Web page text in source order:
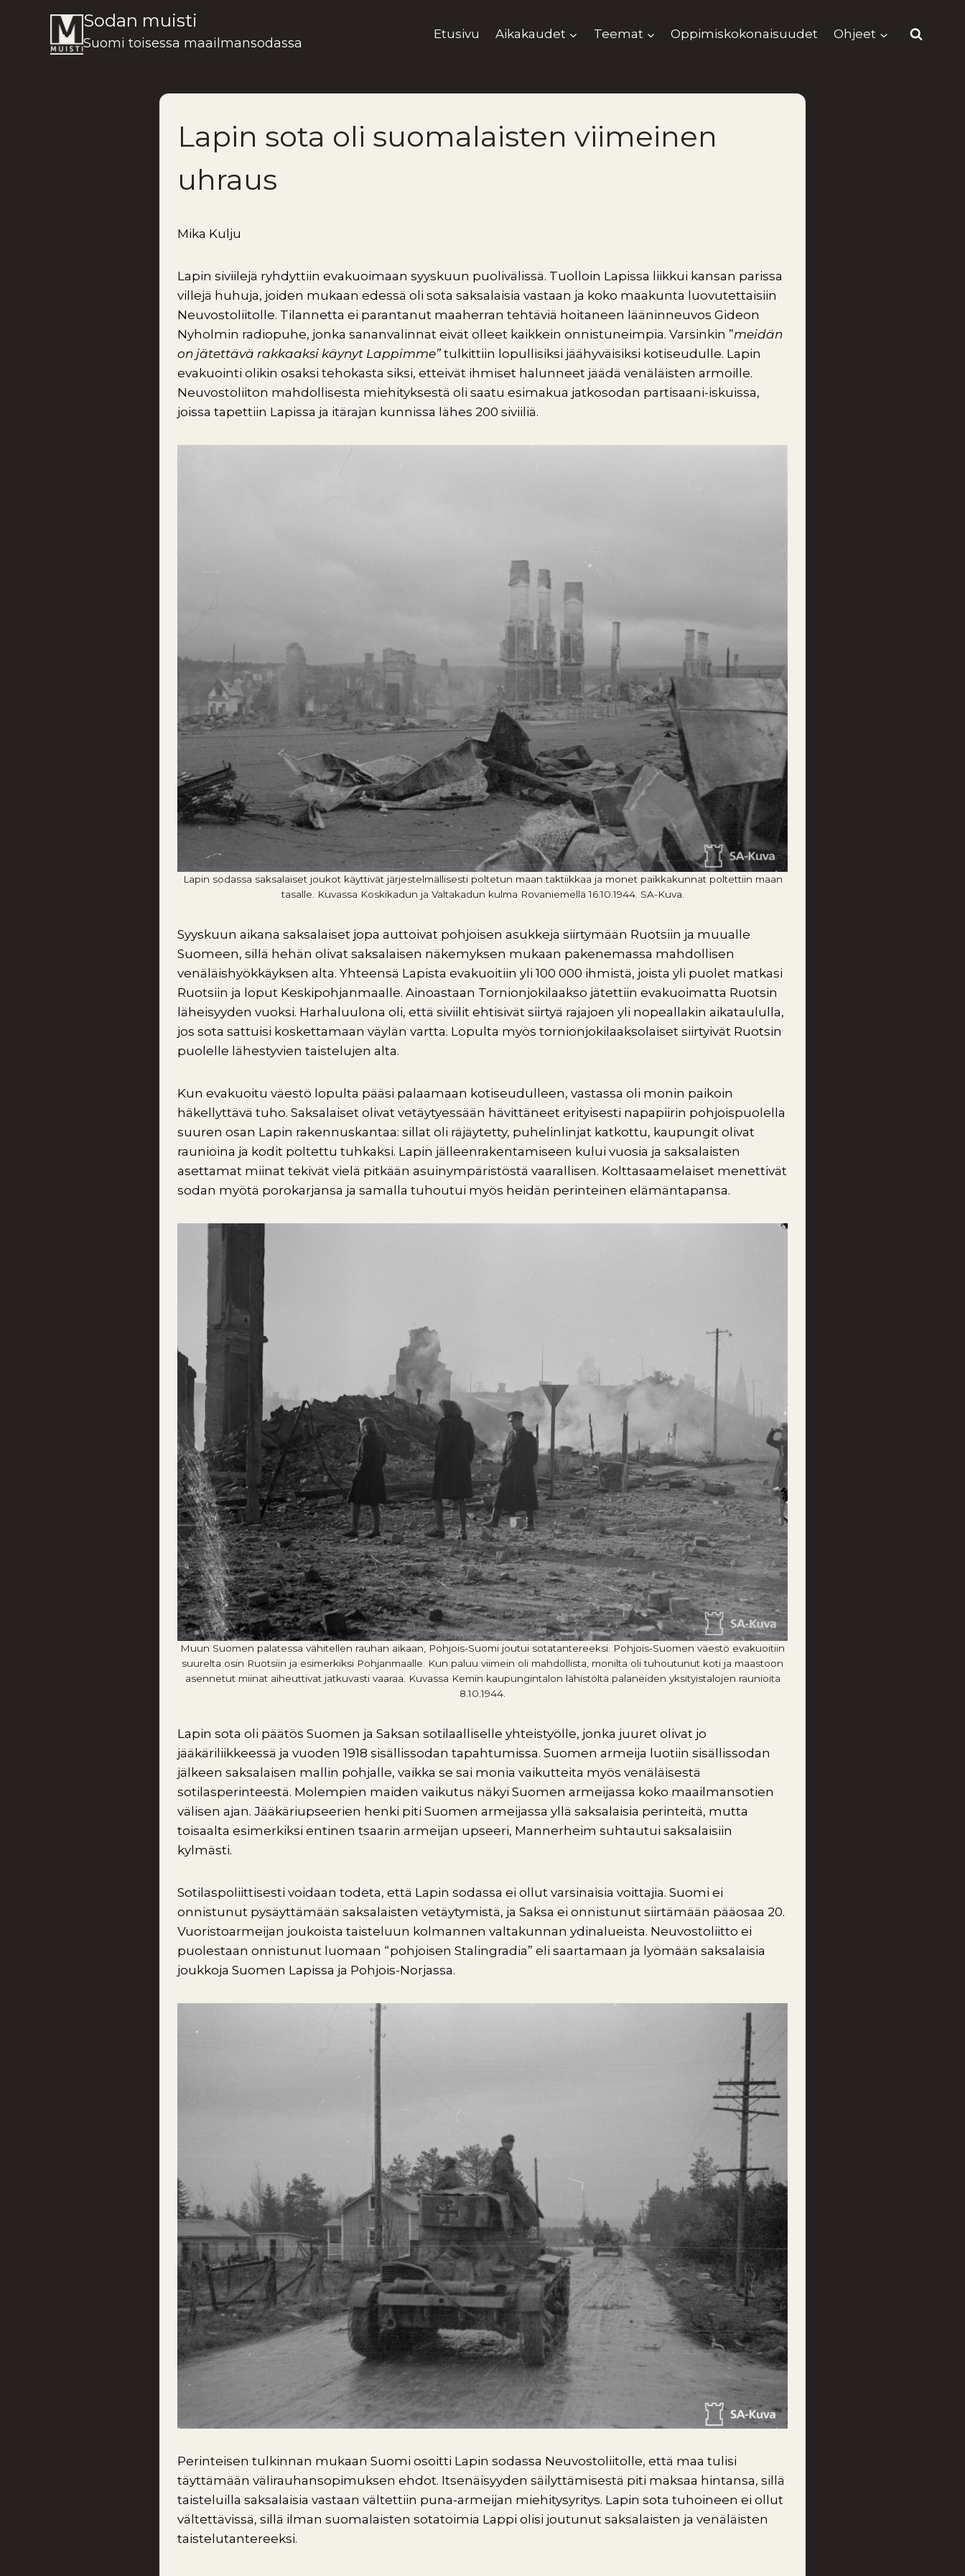
Sodan muisti
Suomi toisessa maailmansodassa
Etusivu Aikakaudet Teemat Oppimiskokonaisuudet Ohjeet
Lapin sota oli suomalaisten viimeinen
uhraus
Mika Kulju
Lapin siviilejä ryhdyttiin evakuoimaan syyskuun puolivälissä. Tuolloin Lapissa liikkui kansan parissa
villejä huhuja, joiden mukaan edessä oli sota saksalaisia vastaan ja koko maakunta luovutettaisiin
Neuvostoliitolle. Tilannetta ei parantanut maaherran tehtäviä hoitaneen lääninneuvos Gideon
Nyholmin radiopuhe, jonka sananvalinnat eivät olleet kaikkein onnistuneimpia. Varsinkin ”meidän
on jätettävä rakkaaksi käynyt Lappimme” tulkittiin lopullisiksi jäähyväisiksi kotiseudulle. Lapin
evakuointi olikin osaksi tehokasta siksi, etteivät ihmiset halunneet jäädä venäläisten armoille.
Neuvostoliiton mahdollisesta miehityksestä oli saatu esimakua jatkosodan partisaani-iskuissa,
joissa tapettiin Lapissa ja itärajan kunnissa lähes 200 siviiliä.
Lapin sodassa saksalaiset joukot käyttivät järjestelmällisesti poltetun maan taktiikkaa ja monet paikkakunnat poltettiin maan
tasalle. Kuvassa Koskikadun ja Valtakadun kulma Rovaniemellä 16.10.1944. SA-Kuva.
Syyskuun aikana saksalaiset jopa auttoivat pohjoisen asukkeja siirtymään Ruotsiin ja muualle
Suomeen, sillä hehän olivat saksalaisen näkemyksen mukaan pakenemassa mahdollisen
venäläishyökkäyksen alta. Yhteensä Lapista evakuoitiin yli 100 000 ihmistä, joista yli puolet matkasi
Ruotsiin ja loput Keskipohjanmaalle. Ainoastaan Tornionjokilaakso jätettiin evakuoimatta Ruotsin
läheisyyden vuoksi. Harhaluulona oli, että siviilit ehtisivät siirtyä rajajoen yli nopeallakin aikataululla,
jos sota sattuisi koskettamaan väylän vartta. Lopulta myös tornionjokilaaksolaiset siirtyivät Ruotsin
puolelle lähestyvien taistelujen alta.
Kun evakuoitu väestö lopulta pääsi palaamaan kotiseudulleen, vastassa oli monin paikoin
häkellyttävä tuho. Saksalaiset olivat vetäytyessään hävittäneet erityisesti napapiirin pohjoispuolella
suuren osan Lapin rakennuskantaa: sillat oli räjäytetty, puhelinlinjat katkottu, kaupungit olivat
raunioina ja kodit poltettu tuhkaksi. Lapin jälleenrakentamiseen kului vuosia ja saksalaisten
asettamat miinat tekivät vielä pitkään asuinympäristöstä vaarallisen. Kolttasaamelaiset menettivät
sodan myötä porokarjansa ja samalla tuhoutui myös heidän perinteinen elämäntapansa.
Muun Suomen palatessa vähitellen rauhan aikaan, Pohjois-Suomi joutui sotatantereeksi. Pohjois-Suomen väestö evakuoitiin
suurelta osin Ruotsiin ja esimerkiksi Pohjanmaalle. Kun paluu viimein oli mahdollista, monilta oli tuhoutunut koti ja maastoon
asennetut miinat aiheuttivat jatkuvasti vaaraa. Kuvassa Kemin kaupungintalon lähistöltä palaneiden yksityistalojen raunioita
8.10.1944.
Lapin sota oli päätös Suomen ja Saksan sotilaalliselle yhteistyölle, jonka juuret olivat jo
jääkäriliikkeessä ja vuoden 1918 sisällissodan tapahtumissa. Suomen armeija luotiin sisällissodan
jälkeen saksalaisen mallin pohjalle, vaikka se sai monia vaikutteita myös venäläisestä
sotilasperinteestä. Molempien maiden vaikutus näkyi Suomen armeijassa koko maailmansotien
välisen ajan. Jääkäriupseerien henki piti Suomen armeijassa yllä saksalaisia perinteitä, mutta
toisaalta esimerkiksi entinen tsaarin armeijan upseeri, Mannerheim suhtautui saksalaisiin
kylmästi.
Sotilaspoliittisesti voidaan todeta, että Lapin sodassa ei ollut varsinaisia voittajia. Suomi ei
onnistunut pysäyttämään saksalaisten vetäytymistä, ja Saksa ei onnistunut siirtämään pääosaa 20.
Vuoristoarmeijan joukoista taisteluun kolmannen valtakunnan ydinalueista. Neuvostoliitto ei
puolestaan onnistunut luomaan “pohjoisen Stalingradia” eli saartamaan ja lyömään saksalaisia
joukkoja Suomen Lapissa ja Pohjois-Norjassa.
Perinteisen tulkinnan mukaan Suomi osoitti Lapin sodassa Neuvostoliitolle, että maa tulisi
täyttämään välirauhansopimuksen ehdot. Itsenäisyyden säilyttämisestä piti maksaa hintansa, sillä
taisteluilla saksalaisia vastaan vältettiin puna-armeijan miehitysyritys. Lapin sota tuhoineen ei ollut
vältettävissä, sillä ilman suomalaisten sotatoimia Lappi olisi joutunut saksalaisten ja venäläisten
taistelutantereeksi.